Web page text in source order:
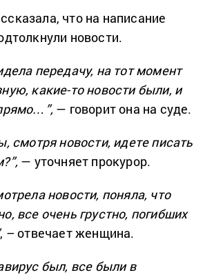
что на написание
новости.
передачу, на тот момент
какие-то новости были, и
— говорит она на суде.
смотря новости, идете писать
— уточняет прокурор.
новости, поняла, что
все очень грустно, погибших
, – отвечает женщина.
был, все были в